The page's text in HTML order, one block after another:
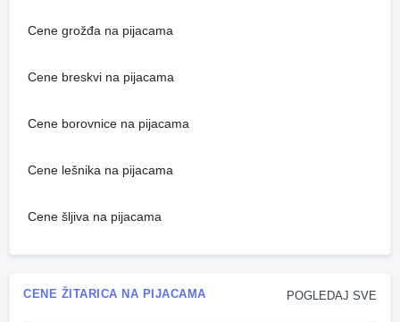
Cene grožđa na pijacama
Cene breskvi na pijacama
Cene borovnice na pijacama
Cene lešnika na pijacama
Cene šljiva na pijacama
POGLEDAJ SVE
CENE ŽITARICA NA PIJACAMA